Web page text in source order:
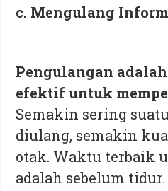
c. Mengulang
Pengulangan
efektif untuk
Semakin sering
diulang, semakin
otak. Waktu terbaik
adalah sebelum tidur.